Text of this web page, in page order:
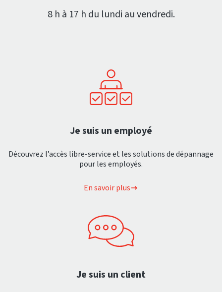
8 h à 17 h du lundi au vendredi.
Je suis un employé
Découvrez l’accès libre-service et les solutions de dépannage
pour les employés.
En savoir plus
Je suis un client